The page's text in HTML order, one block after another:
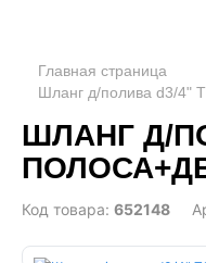
Главная страница
Шланг д/полива d3/4"
ШЛАНГ Д/
Код товара: 652148